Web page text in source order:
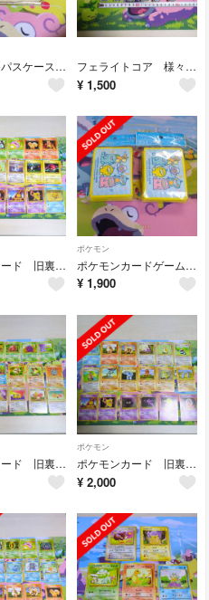
ポケモン パスケース フタバ図書 オリジナル特典 ピカチュウ&イーブイ フェライトコア 様々 ８ケセット
¥ 1,500
ポケモンカード 旧裏 ノーマル 第1弾 18枚セット
ポケモン
ポケモンカードゲーム デッキシールド DOWASUR 2個セット
¥ 1,900
ポケモンカード 旧裏 ノーマル 第2弾 18枚セット
ポケモン
ポケモンカード 旧裏 ノーマル 第1弾 18枚セット
¥ 2,000